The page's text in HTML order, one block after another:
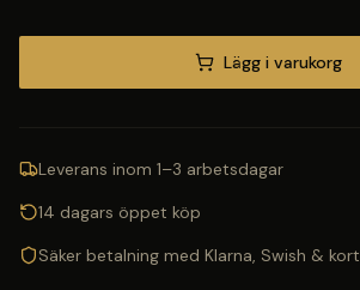
Lägg i varukorg
Leverans inom 1–3 arbetsdagar
14 dagars öppet köp
Säker betalning med Klarna, Swish & kort